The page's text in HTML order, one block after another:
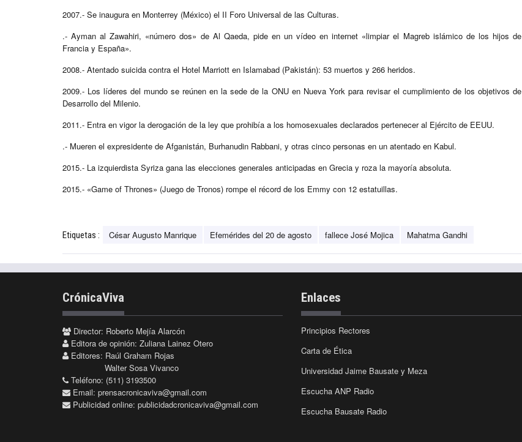
2007.- Se inaugura en Monterrey (México) el II Foro Universal de las Culturas.
.- Ayman al Zawahiri, «número dos» de Al Qaeda, pide en un vídeo en internet «limpiar el Magreb islámico de los hijos de
Francia y España».
2008.- Atentado suicida contra el Hotel Marriott en Islamabad (Pakistán): 53 muertos y 266 heridos.
2009.- Los líderes del mundo se reúnen en la sede de la ONU en Nueva York para revisar el cumplimiento de los objetivos de
Desarrollo del Milenio.
2011.- Entra en vigor la derogación de la ley que prohibía a los homosexuales declarados pertenecer al Ejército de EEUU.
.- Mueren el expresidente de Afganistán, Burhanudin Rabbani, y otras cinco personas en un atentado en Kabul.
2015.- La izquierdista Syriza gana las elecciones generales anticipadas en Grecia y roza la mayoría absoluta.
2015.- «Game of Thrones» (Juego de Tronos) rompe el récord de los Emmy con 12 estatuillas.
Etiquetas : César Augusto Manrique Efemérides del 20 de agosto fallece José Mojica Mahatma Gandhi
CrónicaViva
Director: Roberto Mejía Alarcón
Editora de opinión: Zuliana Lainez Otero
Editores: Raúl Graham Rojas
Walter Sosa Vivanco
Teléfono: (511) 3193500
Email: prensacronicaviva@gmail.com
Publicidad online: publicidadcronicaviva@gmail.com
Enlaces
Principios Rectores
Carta de Ética
Universidad Jaime Bausate y Meza
Escucha ANP Radio
Escucha Bausate Radio